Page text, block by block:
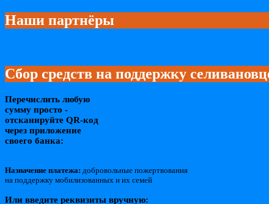
Наши партнёры
Сбор средств на поддержку
Перечислить любую
сумму просто -
отсканируйте QR-код
через приложение
своего банка:
Назначение платежа: добровольные пожертвования
на поддержку мобилизованных и их семей
Или введите реквизиты вручную: